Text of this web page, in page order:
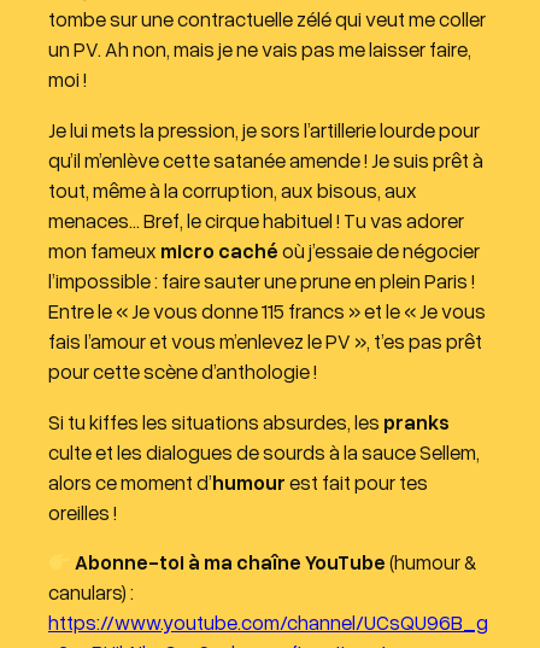
t
e
u
r
u
o
tombe sur une contractuelle zélé qui veut me coller
un PV. Ah non, mais je ne vais pas me laisser faire,
moi !
Je lui mets la pression, je sors l’artillerie lourde pour
qu’il m’enlève cette satanée amende ! Je suis prêt à
tout, même à la corruption, aux bisous, aux
menaces… Bref, le cirque habituel ! Tu vas adorer
mon fameux micro cachéoù j’essaie de négocier
l’impossible : faire sauter une prune en plein Paris !
Entre le « Je vous donne 115 francs » et le « Je vous
fais l’amour et vous m’enlevez le PV », t’es pas prêt
pour cette scène d’anthologie !
Si tu kiffes les situations absurdes, les pranks
culte et les dialogues de sourds à la sauce Sellem,
alors ce moment d’humourest fait pour tes
oreilles !
Abonne-toi à ma chaîne YouTube(humour &
canulars) :
https://www.youtube.com/channel/UCsQU96B_g